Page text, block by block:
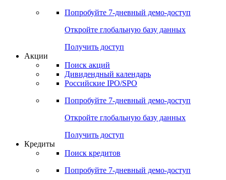
Попробуйте 7-дневный демо-доступ
Откройте глобальную базу данных
Получить доступ
Акции
Поиск акций
Дивидендный календарь
Российские IPO/SPO
Попробуйте 7-дневный демо-доступ
Откройте глобальную базу данных
Получить доступ
Кредиты
Поиск кредитов
Попробуйте 7-дневный демо-доступ